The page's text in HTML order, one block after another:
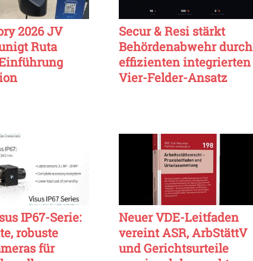
2026 JV
Ruta
Secur & Resi stärkt
Behördenabwehr durch
effizienten integrierten
Vier-Felder-Ansatz
IP67-Serie:
robuste
für
Neuer VDE-Leitfaden
vereint ASR, ArbStättV
und Gerichtsurteile